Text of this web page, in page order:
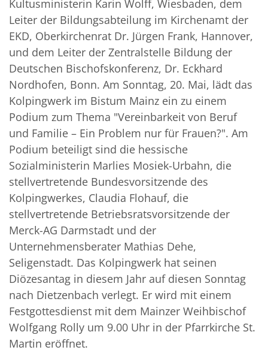
Kultusministerin Karin Wolff, Wiesbaden, dem
Leiter der Bildungsabteilung im Kirchenamt der
EKD, Oberkirchenrat Dr. Jürgen Frank, Hannover,
und dem Leiter der Zentralstelle Bildung der
Deutschen Bischofskonferenz, Dr. Eckhard
Nordhofen, Bonn. Am Sonntag, 20. Mai, lädt das
Kolpingwerk im Bistum Mainz ein zu einem
Podium zum Thema "Vereinbarkeit von Beruf
und Familie – Ein Problem nur für Frauen?". Am
Podium beteiligt sind die hessische
Sozialministerin Marlies Mosiek-Urbahn, die
stellvertretende Bundesvorsitzende des
Kolpingwerkes, Claudia Flohauf, die
stellvertretende Betriebsratsvorsitzende der
Merck-AG Darmstadt und der
Unternehmensberater Mathias Dehe,
Seligenstadt. Das Kolpingwerk hat seinen
Diözesantag in diesem Jahr auf diesen Sonntag
nach Dietzenbach verlegt. Er wird mit einem
Festgottesdienst mit dem Mainzer Weihbischof
Wolfgang Rolly um 9.00 Uhr in der Pfarrkirche St.
Martin eröffnet.